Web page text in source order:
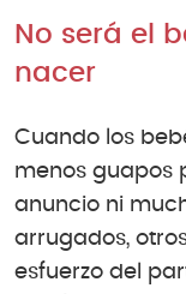
No será el
nacer
Cuando los
menos guapos
anuncio ni
arrugados,
esfuerzo del